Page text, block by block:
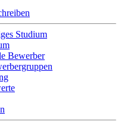
Studium
Bewerber